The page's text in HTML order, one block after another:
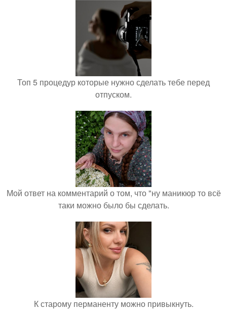
Топ 5 процедур которые нужно сделать тебе перед
отпуском.
Мой ответ на комментарий о том, что "ну маникюр то всё
таки можно было бы сделать.
К старому перманенту можно привыкнуть.